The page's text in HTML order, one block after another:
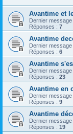
Avantime et
Dernier
Réponses : 7
Avantime
Dernier
Réponses : 6
Avantime
Dernier
Réponses : 23
Avantime en
Dernier
Réponses : 9
Avantime
Dernier
Réponses : 19